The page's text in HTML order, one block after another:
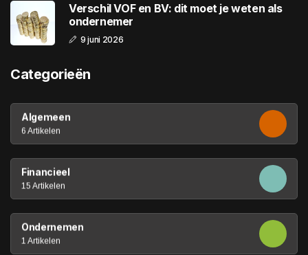
Verschil VOF en BV: dit moet je weten als
ondernemer
9 juni 2026
Categorieën
Algemeen
6 Artikelen
Financieel
15 Artikelen
Ondernemen
1 Artikelen